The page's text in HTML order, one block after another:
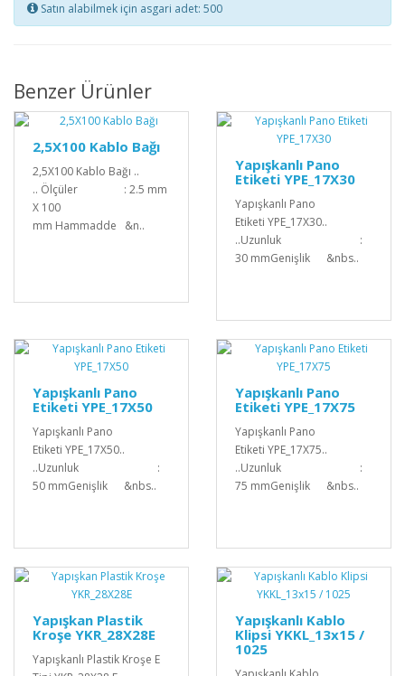
Satın alabilmek için asgari adet: 500
Benzer Ürünler
2,5X100 Kablo Bağı
2,5X100 Kablo Bağı ..
.. Ölçüler : 2.5 mm
X 100
mm Hammadde &n..
Yapışkanlı Pano
Etiketi YPE_17X30
Yapışkanlı Pano
Etiketi YPE_17X30..
..Uzunluk :
30 mmGenişlik &nbs..
Yapışkanlı Pano
Etiketi YPE_17X50
Yapışkanlı Pano
Etiketi YPE_17X50..
..Uzunluk :
50 mmGenişlik &nbs..
Yapışkanlı Pano
Etiketi YPE_17X75
Yapışkanlı Pano
Etiketi YPE_17X75..
..Uzunluk :
75 mmGenişlik &nbs..
Yapışkan Plastik
Kroşe YKR_28X28E
Yapışkanlı Plastik Kroşe E
Yapışkanlı Kablo
Klipsi YKKL_13x15 /
1025